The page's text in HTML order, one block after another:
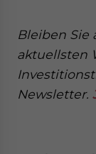
Bleiben Sie
aktuellsten
Newsletter.